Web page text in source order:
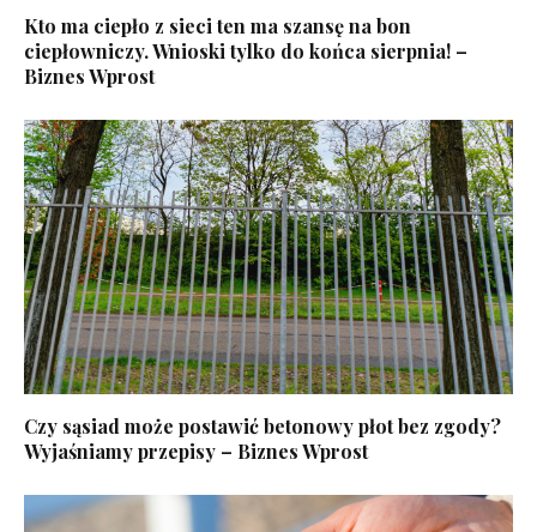
Kto ma ciepło z sieci ten ma szansę na bon
ciepłowniczy. Wnioski tylko do końca sierpnia! –
Biznes Wprost
Czy sąsiad może postawić betonowy płot bez zgody?
Wyjaśniamy przepisy – Biznes Wprost